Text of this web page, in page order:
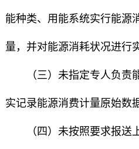
能种类、用能系统实行能源
量，并对能源消耗状况进行
（三）未指定专人负责
实记录能源消费计量原始数
（四）未按照要求报送